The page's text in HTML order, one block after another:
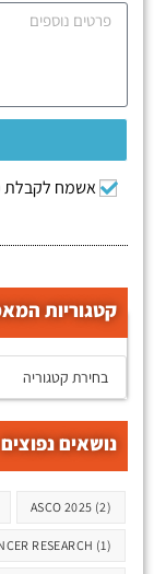
אשמח לקבלת
קטגוריות
קטגוריות המאמרים
נושאים נפוצים
תגיות
ASCO 2025 (2)
RESEARCH (1)